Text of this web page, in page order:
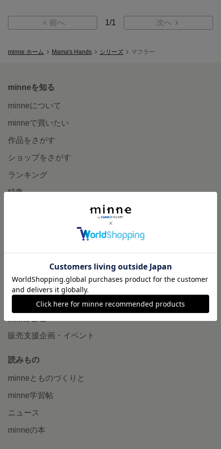
前へ 1/1 次へ
minne ホーム Mama's Hands シリーズ マフラー
minneを知る
minneについて
minneで買いたい
作品をさがす
ショップをさがす
ランキング
特集
食品販売
ヴィンテージ販売
ダウンロード販売
minne PLUS
minne LAB
販売支援企画・イベント
読みもの
minneとものづくりと
minne学習帖
ニュース
minneの本